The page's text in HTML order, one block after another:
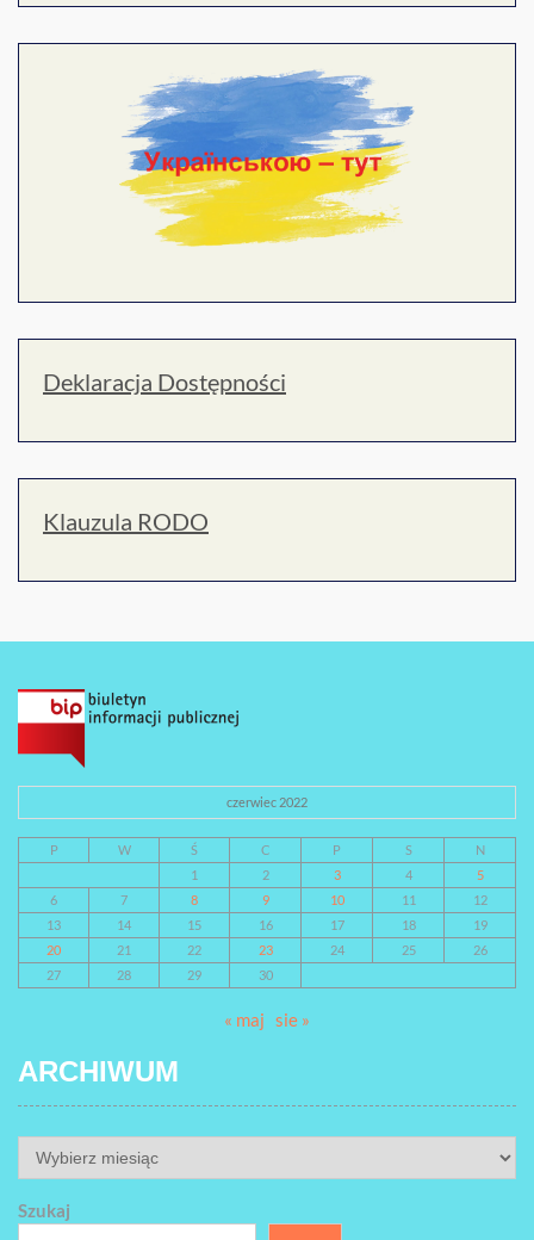
Deklaracja Dostępności
Klauzula RODO
czerwiec 2022
P W Ś C P S
N
1
2 3 4
5
6
7 8 9 10 11
12
13
14 15 16 17 18
19
20
21 22 23 24 25
26
27
28 29 30
« maj sie »
ARCHIWUM
ARCHIWUM
Szukaj